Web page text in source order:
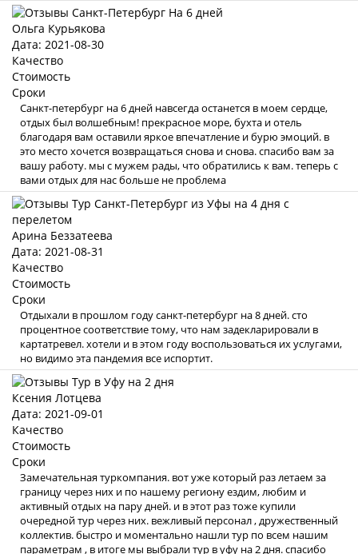
Ольга Курьякова
Дата: 2021-08-30
Качество
Стоимость
Сроки
Санкт-петербург на 6 дней навсегда останется в моем сердце,
отдых был волшебным! прекрасное море, бухта и отель
благодаря вам оставили яркое впечатление и бурю эмоций. в
это место хочется возвращаться снова и снова. спасибо вам за
вашу работу. мы с мужем рады, что обратились к вам. теперь с
вами отдых для нас больше не проблема
Арина Беззатеева
Дата: 2021-08-31
Качество
Стоимость
Сроки
Отдыхали в прошлом году санкт-петербург на 8 дней. сто
процентное соответствие тому, что нам задекларировали в
картатревел. хотели и в этом году воспользоваться их услугами,
но видимо эта пандемия все испортит.
Ксения Лотцева
Дата: 2021-09-01
Качество
Стоимость
Сроки
Замечательная туркомпания. вот уже который раз летаем за
границу через них и по нашему региону ездим, любим и
активный отдых на пару дней. и в этот раз тоже купили
очередной тур через них. вежливый персонал , дружественный
коллектив. быстро и моментально нашли тур по всем нашим
параметрам , в итоге мы выбрали тур в уфу на 2 дня. спасибо